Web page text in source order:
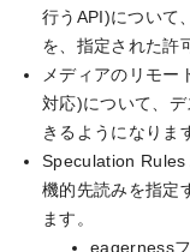
行うAPI)について
を、指定された許
メディアのリモー
対応)について、
きるようになりま
Speculation Rules
機的先読みを指定
ます。
eagerness